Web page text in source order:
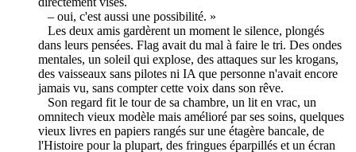
– oui, c'est aussi une possibilité. »
Les deux amis gardèrent un moment le silence, plongés
dans leurs pensées. Flag avait du mal à faire le tri. Des ondes
mentales, un soleil qui explose, des attaques sur les krogans,
des vaisseaux sans pilotes ni IA que personne n'avait encore
jamais vu, sans compter cette voix dans son rêve.
Son regard fit le tour de sa chambre, un lit en vrac, un
omnitech vieux modèle mais amélioré par ses soins, quelques
vieux livres en papiers rangés sur une étagère bancale, de
l'Histoire pour la plupart, des fringues éparpillés et un écran